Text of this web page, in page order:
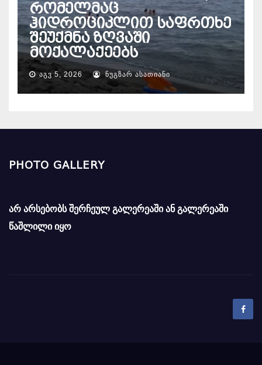
რომელმაც
ჰიდროციკლით საფრთხე
შეუქმნა ზღვაში
მოქალაქეებს
ᲐᲒᲕ 5, 2026 ᲜᲣᲒᲖᲐᲠ ᲐᲡᲐᲗᲘᲐᲜᲘ
PHOTO GALLERY
არ არსებობს შერჩეულ გალერეაში ან გალერეაში
წაშლილი იყო